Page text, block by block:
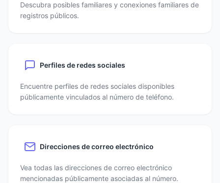
Descubra posibles familiares y conexiones familiares de
registros públicos.
Perfiles de redes sociales
Encuentre perfiles de redes sociales disponibles
públicamente vinculados al número de teléfono.
Direcciones de correo electrónico
Vea todas las direcciones de correo electrónico
mencionadas públicamente asociadas al número.